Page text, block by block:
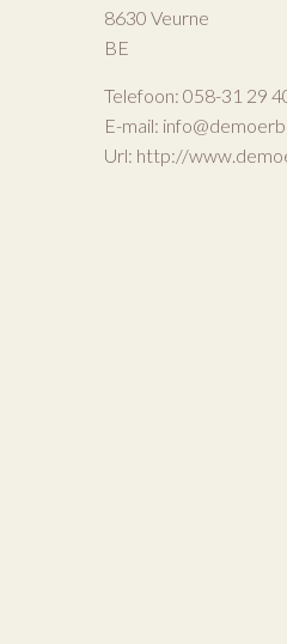
8630 Veurne
BE
Telefoon: 058-31 29
E-mail:
Url: http://